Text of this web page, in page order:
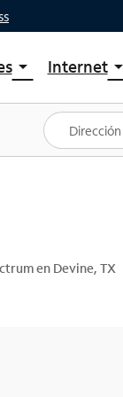
arrow_drop_down
One
ofertas
Internetarrow_drop_down
Planes
en Devine, TX